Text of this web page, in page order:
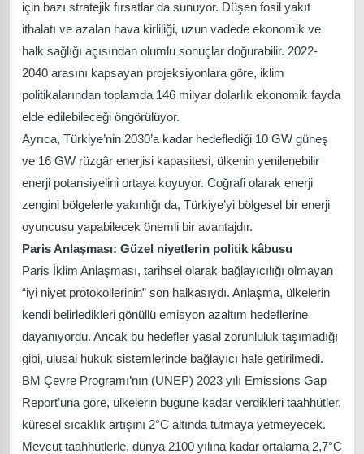
için bazı stratejik fırsatlar da sunuyor. Düşen fosil yakıt
ithalatı ve azalan hava kirliliği, uzun vadede ekonomik ve
halk sağlığı açısından olumlu sonuçlar doğurabilir. 2022-
2040 arasını kapsayan projeksiyonlara göre, iklim
politikalarından toplamda 146 milyar dolarlık ekonomik fayda
elde edilebileceği öngörülüyor.
Ayrıca, Türkiye’nin 2030’a kadar hedeflediği 10 GW güneş
ve 16 GW rüzgâr enerjisi kapasitesi, ülkenin yenilenebilir
enerji potansiyelini ortaya koyuyor. Coğrafi olarak enerji
zengini bölgelerle yakınlığı da, Türkiye’yi bölgesel bir enerji
oyuncusu yapabilecek önemli bir avantajdır.
Paris Anlaşması: Güzel niyetlerin politik kâbusu
Paris İklim Anlaşması, tarihsel olarak bağlayıcılığı olmayan
“iyi niyet protokollerinin” son halkasıydı. Anlaşma, ülkelerin
kendi belirledikleri gönüllü emisyon azaltım hedeflerine
dayanıyordu. Ancak bu hedefler yasal zorunluluk taşımadığı
gibi, ulusal hukuk sistemlerinde bağlayıcı hale getirilmedi.
BM Çevre Programı’nın (UNEP) 2023 yılı Emissions Gap
Report’una göre, ülkelerin bugüne kadar verdikleri taahhütler,
küresel sıcaklık artışını 2°C altında tutmaya yetmeyecek.
Mevcut taahhütlerle, dünya 2100 yılına kadar ortalama 2,7°C